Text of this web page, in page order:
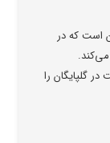
است که در
می‌کند.
گلپایگان را